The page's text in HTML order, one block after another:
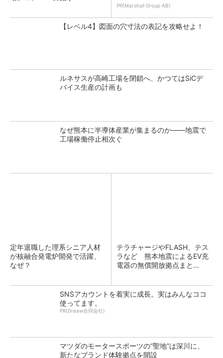
PR(Marshall Group AB)
【レベル4】図面の穴寸法の表記を攻略せよ！
ルネサスが高崎工場を閉鎖へ、かつてはSiCデ
バイス生産の計画も
なぜ熊本に半導体産業が集まるのか――地震で
工場稼働停止相次ぐ
定年退職した理系シニア人材
が核融合発電炉開発で活躍、
なぜ？
テラチャージやFLASH、テス
ラなど 熊本地震によるEV充
電器の無償開放拠点まと...
SNSアカウントを着実に成長。実はみんなココ
使ってます。
PR(Dreaw合同会社)
マツダのモータースポーツの“聖地”は深川に、
新たなブランド体験拠点を開設